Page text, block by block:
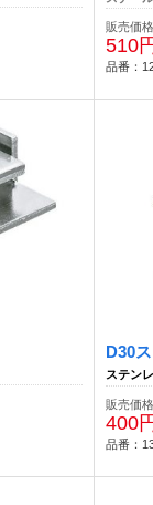
販売価格
510
品番：
D30
ステン
販売価格
400
品番：